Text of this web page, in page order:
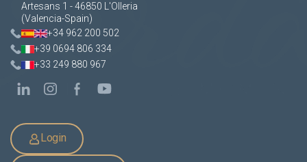
Artesans 1 - 46850 L'Olleria
(Valencia-Spain)
+34 962 200 502
+39 0694 806 334
+33 249 880 967
Login